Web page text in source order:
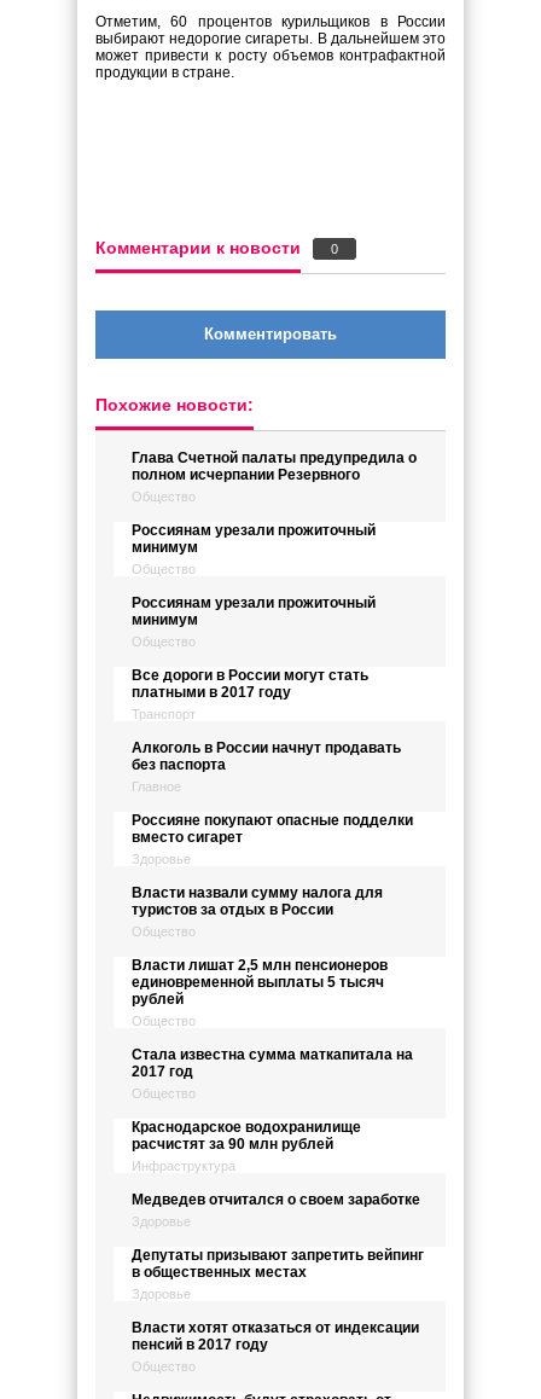
Отметим, 60 процентов курильщиков в России
выбирают недорогие сигареты. В дальнейшем это
может привести к росту объемов контрафактной
продукции в стране.
Комментарии к новости 0
Комментировать
Похожие новости:
Глава Счетной палаты предупредила о
полном исчерпании Резервного
Общество
Россиянам урезали прожиточный
минимум
Общество
Россиянам урезали прожиточный
минимум
Общество
Все дороги в России могут стать
платными в 2017 году
Транспорт
Алкоголь в России начнут продавать
без паспорта
Главное
Россияне покупают опасные подделки
вместо сигарет
Здоровье
Власти назвали сумму налога для
туристов за отдых в России
Общество
Власти лишат 2,5 млн пенсионеров
единовременной выплаты 5 тысяч
рублей
Общество
Стала известна сумма маткапитала на
2017 год
Общество
Краснодарское водохранилище
расчистят за 90 млн рублей
Инфраструктура
Медведев отчитался о своем заработке
Здоровье
Депутаты призывают запретить вейпинг
в общественных местах
Здоровье
Власти хотят отказаться от индексации
пенсий в 2017 году
Общество